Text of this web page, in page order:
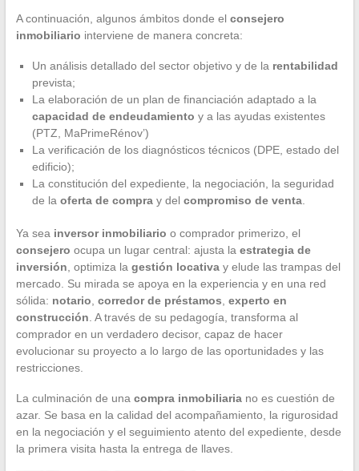
A continuación, algunos ámbitos donde el consejero
inmobiliario interviene de manera concreta:
Un análisis detallado del sector objetivo y de la rentabilidad
prevista;
La elaboración de un plan de financiación adaptado a la
capacidad de endeudamiento y a las ayudas existentes
(PTZ, MaPrimeRénov’)
La verificación de los diagnósticos técnicos (DPE, estado del
edificio);
La constitución del expediente, la negociación, la seguridad
de la oferta de compray del compromiso de venta.
Ya sea inversor inmobiliario o comprador primerizo, el
consejero ocupa un lugar central: ajusta la estrategia de
inversión , optimiza la gestión locativay elude las trampas del
mercado. Su mirada se apoya en la experiencia y en una red
sólida: notario corredor de préstamos experto en
construcción . A través de su pedagogía, transforma al
comprador en un verdadero decisor, capaz de hacer
evolucionar su proyecto a lo largo de las oportunidades y las
restricciones.
La culminación de una compra inmobiliariano es cuestión de
azar. Se basa en la calidad del acompañamiento, la rigurosidad
en la negociación y el seguimiento atento del expediente, desde
la primera visita hasta la entrega de llaves.